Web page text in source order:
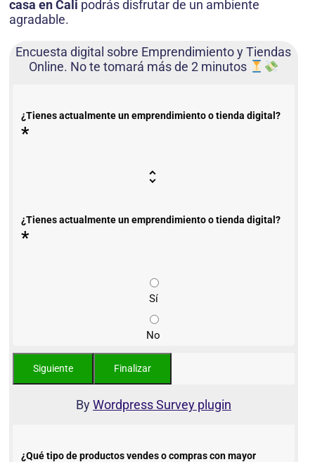
casa en Cali podrás disfrutar de un ambiente
agradable.
Encuesta digital sobre Emprendimiento y Tiendas
Online. No te tomará más de 2 minutos
¿Tienes actualmente un emprendimiento o tienda digital?
*
¿Tienes actualmente un emprendimiento o tienda digital?
*
Sí
No
ByWordpress Survey plugin
¿Qué tipo de productos vendes o compras con mayor